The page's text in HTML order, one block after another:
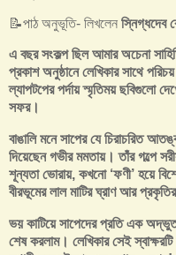
📝পাঠ অনুভূতি- লিখলেন স্নিগ্ধদেব
এ বছর সংকল্প ছিল আমার অচেনা
প্রকাশ অনুষ্ঠানে লেখিকার সাথে
ল্যাপটপের পর্দায় স্মৃতিময় ছবিগুলো
সফর।
বাঙালি মনে সাপের যে চিরাচরিত
দিয়েছেন গভীর মমতায়। তাঁর গল্পে
শূন্যতা ভোরায়, কখনো ‘ফণী’ হয়ে
বীরভূমের লাল মাটির ঘ্রাণ আর
ভয় কাটিয়ে সাপেদের প্রতি এক
শেষ করলাম। লেখিকার সেই